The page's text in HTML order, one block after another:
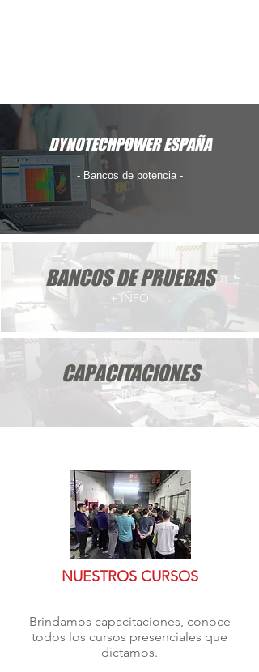
DYNOTECHPOWER ESPAÑA
- Bancos de potencia -
BANCOS DE PRUEBAS
+ INFO
CAPACITACIONES
+ INFO
NUESTROS CURSOS
Brindamos capacitaciones, conoce
todos los cursos presenciales que
dictamos.